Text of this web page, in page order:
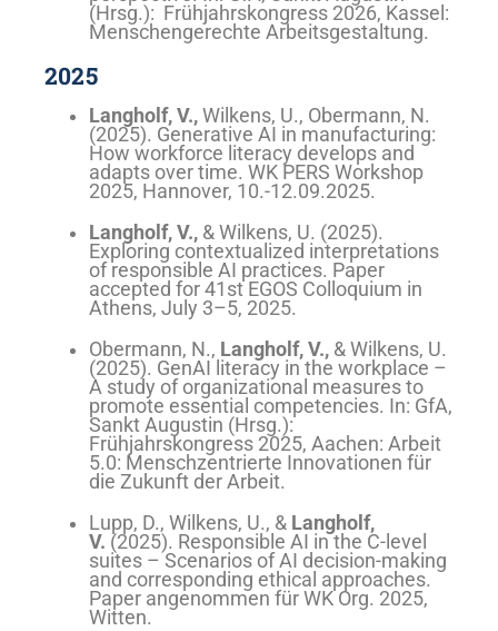
(Hrsg.): Frühjahrskongress 2026, Kassel:
Menschengerechte Arbeitsgestaltung.
2025
Langholf, V., Wilkens, U., Obermann, N.
(2025). Generative AI in manufacturing:
How workforce literacy develops and
adapts over time. WK PERS Workshop
2025, Hannover, 10.-12.09.2025.
Langholf, V., & Wilkens, U. (2025).
Exploring contextualized interpretations
of responsible AI practices. Paper
accepted for 41st EGOS Colloquium in
Athens, July 3–5, 2025.
Obermann, N., Langholf, V., & Wilkens, U.
(2025). GenAI literacy in the workplace –
A study of organizational measures to
promote essential competencies. In: GfA,
Sankt Augustin (Hrsg.):
Frühjahrskongress 2025, Aachen: Arbeit
5.0: Menschzentrierte Innovationen für
die Zukunft der Arbeit.
Lupp, D., Wilkens, U., & Langholf,
V. (2025). Responsible AI in the C-level
suites – Scenarios of AI decision-making
and corresponding ethical approaches.
Paper angenommen für WK Org. 2025,
Witten.